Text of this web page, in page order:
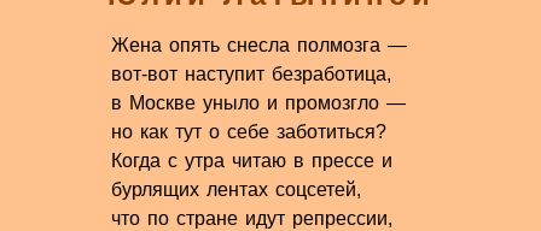
Жена опять снесла полмозга —
вот-вот наступит безработица,
в Москве уныло и промозгло —
но как тут о себе заботиться?
Когда с утра читаю в прессе и
бурлящих лентах соцсетей,
что по стране идут репрессии,